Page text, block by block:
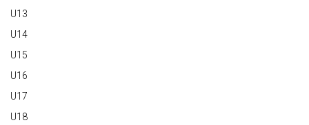
U13
U14
U15
U16
U17
U18